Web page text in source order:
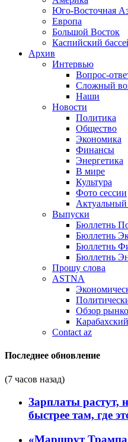
Юго-Восточная
Европа
Большой Восток
Каспийский
Архив
Интервью
Вопрос-
Сложный
Наши
Новости
Политика
Общество
Экономика
Финансы
Энергетика
В мире
Культура
Фото сессии
Выпуски
Бюллетнь
Бюллетнь
Бюллетнь
Бюллетнь
Прошу слова
ASTNA
Обзор
Contact az
Последнее обновление
(7 часов назад)
Зарплаты растут,
быстрее там, где
«Маршрут